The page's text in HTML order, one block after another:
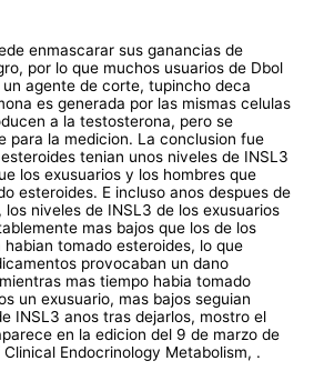
enmascarar sus ganancias de
por lo que muchos usuarios de Dbol
agente de corte, tupincho deca
es generada por las mismas celulas
a la testosterona, pero se
para la medicion. La conclusion fue
tenian unos niveles de INSL3
los exusuarios y los hombres que
esteroides. E incluso anos despues de
niveles de INSL3 de los exusuarios
mas bajos que los de los
habian tomado esteroides, lo que
provocaban un dano
mas tiempo habia tomado
un exusuario, mas bajos seguian
INSL3 anos tras dejarlos, mostro el
en la edicion del 9 de marzo de
Endocrinology Metabolism, .